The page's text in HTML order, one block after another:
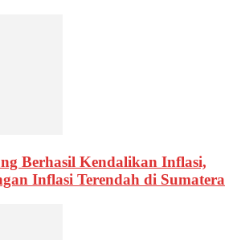
Berhasil Kendalikan Inflasi,
Inflasi Terendah di Sumatera